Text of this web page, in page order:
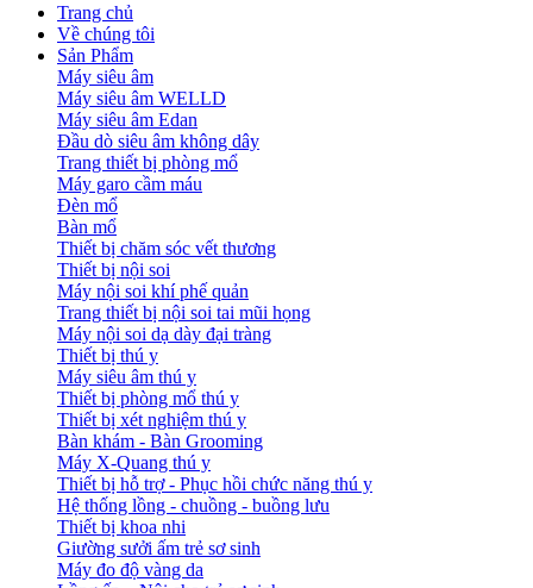
Trang chủ
Về chúng tôi
Sản Phẩm
Máy siêu âm
Máy siêu âm WELLD
Máy siêu âm Edan
Đầu dò siêu âm không dây
Trang thiết bị phòng mổ
Máy garo cầm máu
Đèn mổ
Bàn mổ
Thiết bị chăm sóc vết thương
Thiết bị nội soi
Máy nội soi khí phế quản
Trang thiết bị nội soi tai mũi họng
Máy nội soi dạ dày đại tràng
Thiết bị thú y
Máy siêu âm thú y
Thiết bị phòng mổ thú y
Thiết bị xét nghiệm thú y
Bàn khám - Bàn Grooming
Máy X-Quang thú y
Thiết bị hỗ trợ - Phục hồi chức năng thú y
Hệ thống lồng - chuồng - buồng lưu
Thiết bị khoa nhi
Giường sưởi ấm trẻ sơ sinh
Máy đo độ vàng da